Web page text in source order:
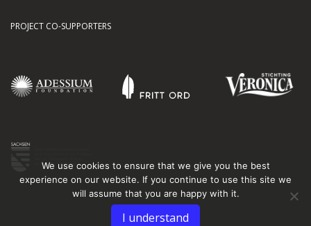
PROJECT CO-SUPPORTERS
We use cookies to ensure that we give you the best
experience on our website. If you continue to use this site we
will assume that you are happy with it.
I understand